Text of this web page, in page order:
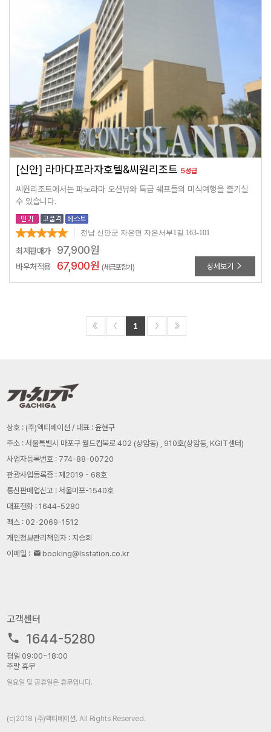
[신안] 라마다프라자호텔&씨원리조트 5성급
씨원리조트에서는 파노라마 오션뷰와 특급 쉐프들의 미식여행을 즐기실
수 있습니다.
전남 신안군 자은면 자은서부1길 163-101
최저판매가 97,900원
바우처적용 67,900원 (세금포함가) 상세보기
1
상호 : (주)액티베이션 / 대표 : 윤현구
주소 : 서울특별시 마포구 월드컵북로 402 (상암동) , 910호(상암동, KGIT센터)
사업자등록번호 : 774-88-00720
관광사업등록증 : 제2019 - 68호
통신판매업신고 : 서울마포-1540호
대표전화 : 1644-5280
팩스 : 02-2069-1512
개인정보관리책임자 : 지승희
이메일 :
booking@lsstation.co.kr
고객센터
1644-5280
평일 09:00~18:00
주말 휴무
일요일 및 공휴일은 휴무입니다.
(c)2018 (주)액티베이션. All Rights Reserved.